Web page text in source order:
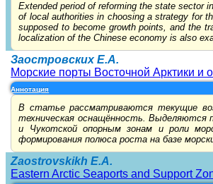
Extended period of reforming the state sector
of local authorities in choosing a strategy for
supposed to become growth points, and the
localization of the Chinese economy is also
Заостровских Е.А.
Морские порты Восточной Арктики и
Аннотация
В статье рассматриваются текущие
техническая оснащённость. Выделяются
и Чукотской опорным зонам и роли
формирования полюса роста на базе
Zaostrovskikh E.A.
Eastern Arctic Seaports and Support